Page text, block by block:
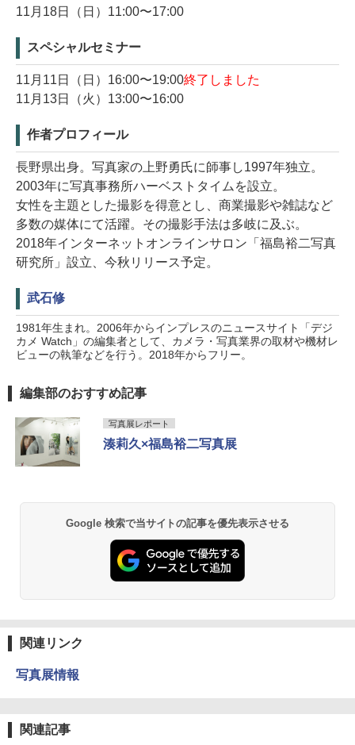
11月18日（日）11:00〜17:00
スペシャルセミナー
11月11日（日）16:00〜19:00終了しました
11月13日（火）13:00〜16:00
作者プロフィール
長野県出身。写真家の上野勇氏に師事し1997年独立。
2003年に写真事務所ハーベストタイムを設立。
女性を主題とした撮影を得意とし、商業撮影や雑誌など
多数の媒体にて活躍。その撮影手法は多岐に及ぶ。
2018年インターネットオンラインサロン「福島裕二写真
研究所」設立、今秋リリース予定。
武石修
1981年生まれ。2006年からインプレスのニュースサイト「デジ
カメ Watch」の編集者として、カメラ・写真業界の取材や機材レ
ビューの執筆などを行う。2018年からフリー。
編集部のおすすめ記事
写真展レポート
湊莉久×福島裕二写真展
Google 検索で当サイトの記事を優先表示させる
関連リンク
写真展情報
関連記事